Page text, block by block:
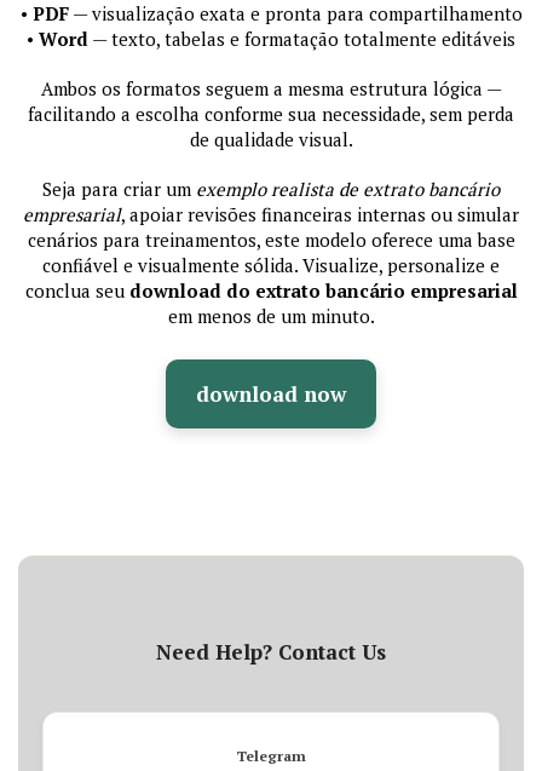
• PDF— visualização exata e pronta para compartilhamento
• Word — texto, tabelas e formatação totalmente editáveis
Ambos os formatos seguem a mesma estrutura lógica —
facilitando a escolha conforme sua necessidade, sem perda
de qualidade visual.
Seja para criar um exemplo realista de extrato bancário
empresarial, apoiar revisões financeiras internas ou simular
cenários para treinamentos, este modelo oferece uma base
confiável e visualmente sólida. Visualize, personalize e
conclua seu download do extrato bancário empresarial
em menos de um minuto.
download now
Need Help? Contact Us
Telegram